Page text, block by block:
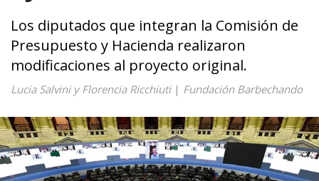
Los diputados que integran la Comisión de
Presupuesto y Hacienda realizaron
modificaciones al proyecto original.
Lucia Salvini y Florencia Ricchiuti| Fundación Barbechando